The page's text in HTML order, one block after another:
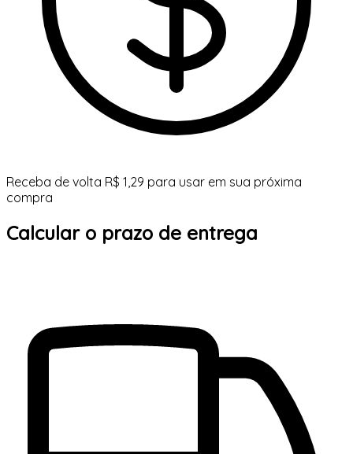
Receba de volta R$ 1,29 para usar em sua próxima
compra
Calcular o prazo de entrega